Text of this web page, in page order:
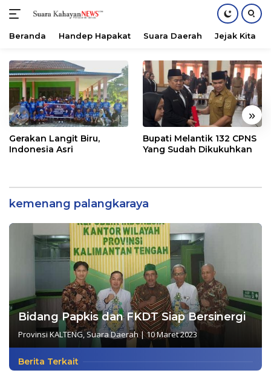
konten
Beranda Handep Hapakat Suara Daerah Jejak Kita
« »
Gerakan Langit Biru,
Indonesia Asri
Bupati Melantik 132 CPNS
Yang Sudah Dikukuhkan
kemenang palangkaraya
Bidang Papkis dan FKDT Siap Bersinergi
Provinsi KALTENG,Suara Daerah|10 Maret 2023
Berita Terkait